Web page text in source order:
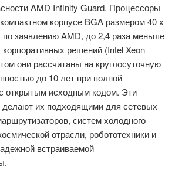
AMD Infinity Guard. Процессоры
корпусе BGA размером 40 x
заявлению AMD, до 2,4 раза меньше
решений (Intel Xeon
они рассчитаны на круглосуточную
до 10 лет при полной
открытым исходным кодом. Эти
делают их подходящими для сетевых
систем холодного
отрасли, робототехники и
встраиваемой